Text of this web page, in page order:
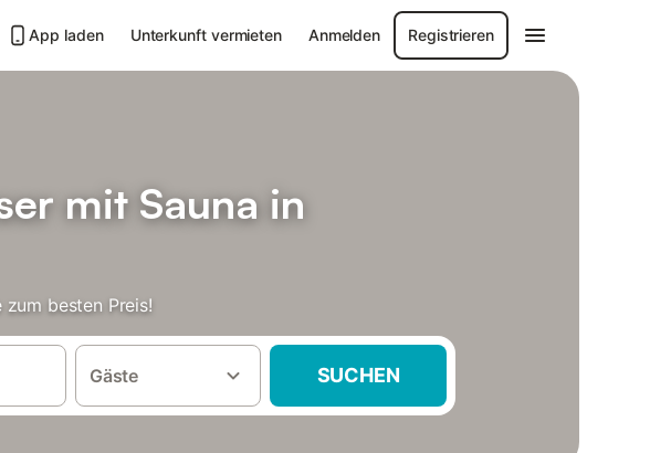
App laden Unterkunft vermieten Anmelden Registrieren
mit Sauna in
besten Preis!
Gäste SUCHEN